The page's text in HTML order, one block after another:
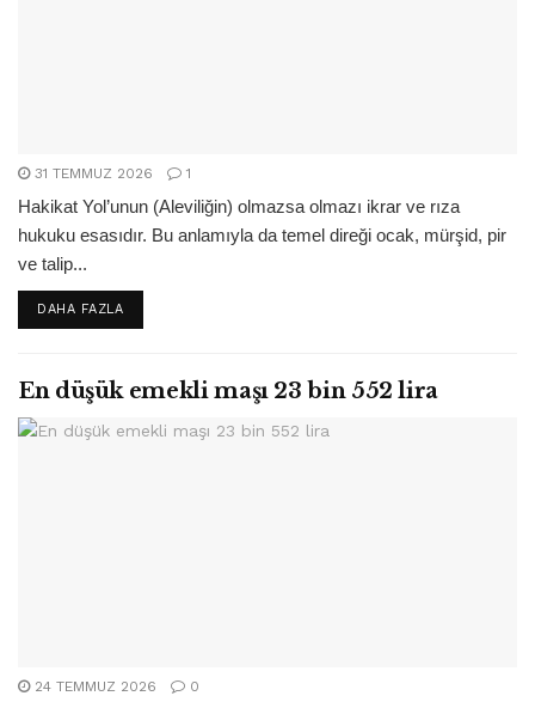
31 TEMMUZ 2026 1
Hakikat Yol’unun (Aleviliğin) olmazsa olmazı ikrar ve rıza
hukuku esasıdır. Bu anlamıyla da temel direği ocak, mürşid, pir
ve talip...
DAHA FAZLADETAILS
En düşük emekli maşı 23 bin 552 lira
24 TEMMUZ 2026 0